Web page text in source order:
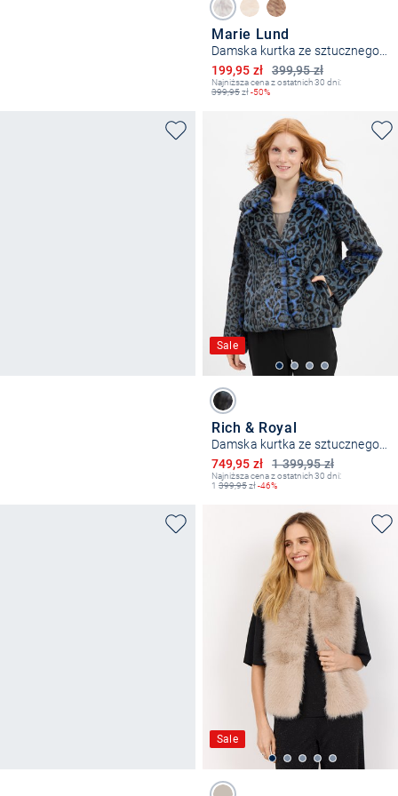
Marie Lund
Damska kurtka ze sztucznego futra
399,95 zł
Obniżona cena
199,95 zł
Najniższa cena z ostatnich 30 dni:
399,95zł-50%
Sale
Rich & Royal
Damska kurtka ze sztucznego futra
1 399,95 zł
Obniżona cena
749,95 zł
Najniższa cena z ostatnich 30 dni:
1 399,95zł-46%
Sale